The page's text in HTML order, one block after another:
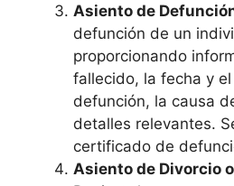
Asiento de
defunción de un
proporcionando
fallecido, la fecha y
defunción, la causa
detalles relevantes.
certificado de
Asiento de Divorcio